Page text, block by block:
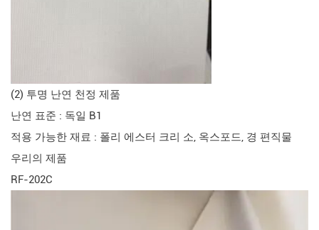
(2) 투명 난연 천정 제품
난연 표준 : 독일 B1
적용 가능한 재료 : 폴리 에스터 크리 소, 옥스포드, 경 편직물
우리의 제품
RF-202C